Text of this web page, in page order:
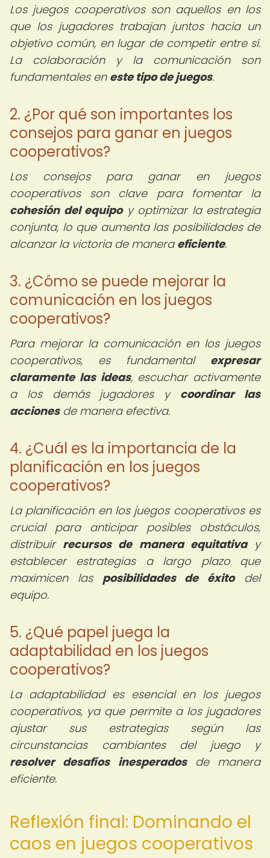
Los juegos cooperativos son aquellos en los
que los jugadores trabajan juntos hacia un
objetivo común, en lugar de competir entre sí.
La colaboración y la comunicación son
fundamentales en este tipo de juegos.
2. ¿Por qué son importantes los
consejos para ganar en juegos
cooperativos?
Los consejos para ganar en juegos
cooperativos son clave para fomentar la
cohesión del equipoy optimizar la estrategia
conjunta, lo que aumenta las posibilidades de
alcanzar la victoria de manera eficiente.
3. ¿Cómo se puede mejorar la
comunicación en los juegos
cooperativos?
Para mejorar la comunicación en los juegos
cooperativos, es fundamental expresar
claramente las ideas, escuchar activamente
a los demás jugadores y coordinar las
accionesde manera efectiva.
4. ¿Cuál es la importancia de la
planificación en los juegos
cooperativos?
La planificación en los juegos cooperativos es
crucial para anticipar posibles obstáculos,
distribuir recursos de manera equitativay
establecer estrategias a largo plazo que
maximicen las posibilidades de éxitodel
equipo.
5. ¿Qué papel juega la
adaptabilidad en los juegos
cooperativos?
La adaptabilidad es esencial en los juegos
cooperativos, ya que permite a los jugadores
ajustar sus estrategias según las
circunstancias cambiantes del juego y
resolver desafíos inesperadosde manera
eficiente.
Reflexión final: Dominando el
caos en juegos cooperativos